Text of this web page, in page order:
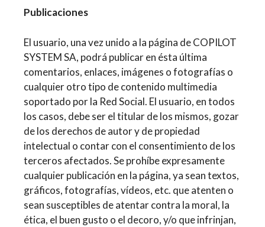
Publicaciones
El usuario, una vez unido a la página de COPILOT
SYSTEM SA, podrá publicar en ésta última
comentarios, enlaces, imágenes o fotografías o
cualquier otro tipo de contenido multimedia
soportado por la Red Social. El usuario, en todos
los casos, debe ser el titular de los mismos, gozar
de los derechos de autor y de propiedad
intelectual o contar con el consentimiento de los
terceros afectados. Se prohíbe expresamente
cualquier publicación en la página, ya sean textos,
gráficos, fotografías, vídeos, etc. que atenten o
sean susceptibles de atentar contra la moral, la
ética, el buen gusto o el decoro, y/o que infrinjan,